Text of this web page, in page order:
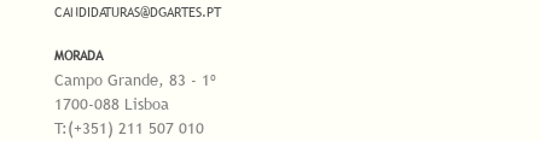
CANDIDATURAS@DGARTES.PT
MORADA
Campo Grande, 83 - 1º
1700-088 Lisboa
T:(+351) 211 507 010